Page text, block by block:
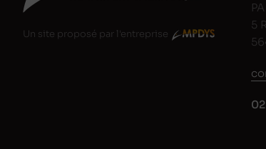
Un site proposé par l'entreprise
5